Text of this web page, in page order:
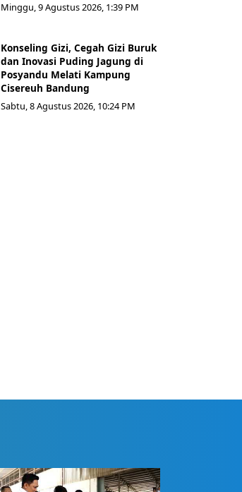
Minggu, 9 Agustus 2026, 1:39 PM
Konseling Gizi, Cegah Gizi Buruk
dan Inovasi Puding Jagung di
Posyandu Melati Kampung
Cisereuh Bandung
Sabtu, 8 Agustus 2026, 10:24 PM